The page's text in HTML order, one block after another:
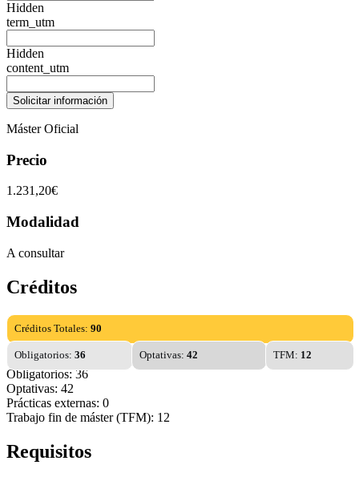
Hidden
term_utm
Hidden
content_utm
Máster Oficial
Precio
1.231,20€
Modalidad
A consultar
Créditos
Créditos Totales: 90
Obligatorios: 36 Optativas: 42 TFM: 12
Obligatorios: 36
Optativas: 42
Prácticas externas: 0
Trabajo fin de máster (TFM): 12
Requisitos